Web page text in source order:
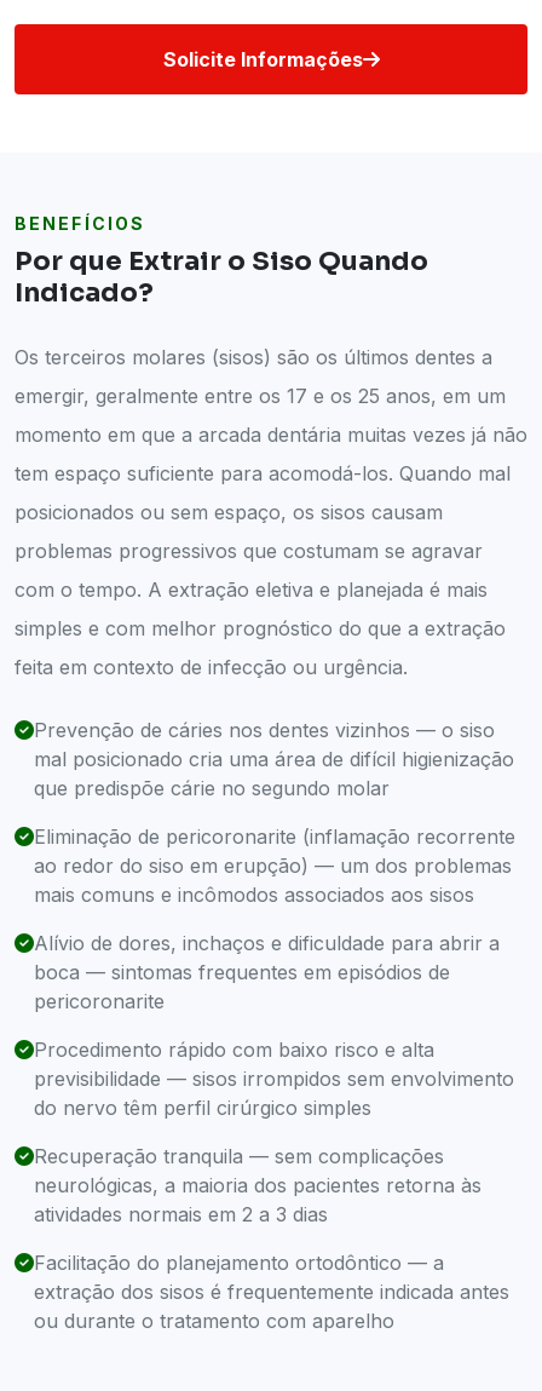
Solicite Informações
BENEFÍCIOS
Por que Extrair o Siso Quando
Indicado?
Os terceiros molares (sisos) são os últimos dentes a
emergir, geralmente entre os 17 e os 25 anos, em um
momento em que a arcada dentária muitas vezes já não
tem espaço suficiente para acomodá-los. Quando mal
posicionados ou sem espaço, os sisos causam
problemas progressivos que costumam se agravar
com o tempo. A extração eletiva e planejada é mais
simples e com melhor prognóstico do que a extração
feita em contexto de infecção ou urgência.
Prevenção de cáries nos dentes vizinhos — o siso
mal posicionado cria uma área de difícil higienização
que predispõe cárie no segundo molar
Eliminação de pericoronarite (inflamação recorrente
ao redor do siso em erupção) — um dos problemas
mais comuns e incômodos associados aos sisos
Alívio de dores, inchaços e dificuldade para abrir a
boca — sintomas frequentes em episódios de
pericoronarite
Procedimento rápido com baixo risco e alta
previsibilidade — sisos irrompidos sem envolvimento
do nervo têm perfil cirúrgico simples
Recuperação tranquila — sem complicações
neurológicas, a maioria dos pacientes retorna às
atividades normais em 2 a 3 dias
Facilitação do planejamento ortodôntico — a
extração dos sisos é frequentemente indicada antes
ou durante o tratamento com aparelho